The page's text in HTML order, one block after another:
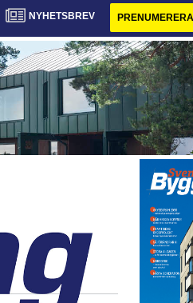
NYHETSBREV PRENUMERERA